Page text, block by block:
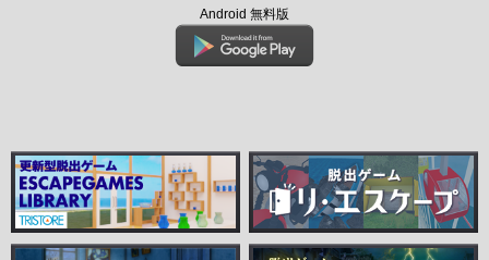
Android 無料版